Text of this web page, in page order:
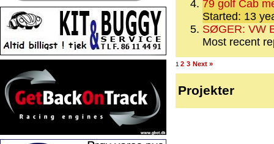
79 golf Cab
Started: 13
SØGER: VW
Most recent
1 2 3 Next »
Projekter